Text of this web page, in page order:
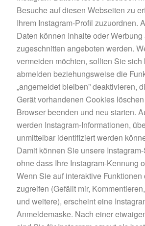
Besuche auf diesen Webseiten zu
Ihrem Instagram-Profil zuzuordnen.
Daten können Inhalte oder Werbung
zugeschnitten angeboten werden.
vermeiden möchten, sollten Sie sich
abmelden beziehungsweise die
„angemeldet bleiben” deaktivieren,
Gerät vorhandenen Cookies
Browser beenden und neu starten.
werden Instagram-Informationen,
unmittelbar identifiziert werden
Damit können Sie unsere
ohne dass Ihre Instagram-Kennung
Wenn Sie auf interaktive Funktionen
zugreifen (Gefällt mir,
und weitere), erscheint eine
Anmeldemaske. Nach einer